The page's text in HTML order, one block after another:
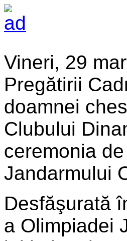
Vineri, 29
Pregătirii
doamnei
Clubului
ceremonia
Jandarmului
Desfăşurată
a Olimpiadei